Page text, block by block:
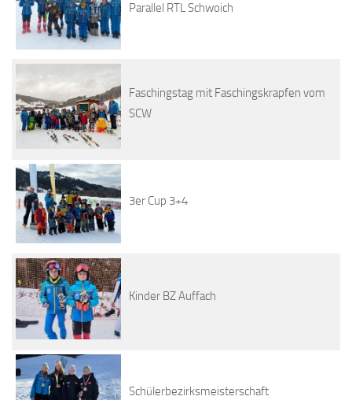
Parallel RTL Schwoich
Faschingstag mit Faschingskrapfen vom
SCW
3er Cup 3+4
Kinder BZ Auffach
Schülerbezirksmeisterschaft